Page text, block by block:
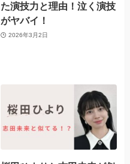
た演技力と理由！泣く演技
がヤバイ！
2026年3月2日